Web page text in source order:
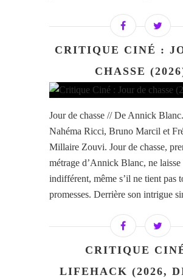
CRITIQUE CINÉ :
CHASSE
Jour de chasse // De Annick
Nahéma Ricci, Bruno Marcil et
Millaire Zouvi. Jour de chasse,
métrage d’Annick Blanc, ne laisse
indifférent, même s’il ne tient pas
promesses. Derrière son intrigue
CRITIQUE
LIFEHACK (2026,